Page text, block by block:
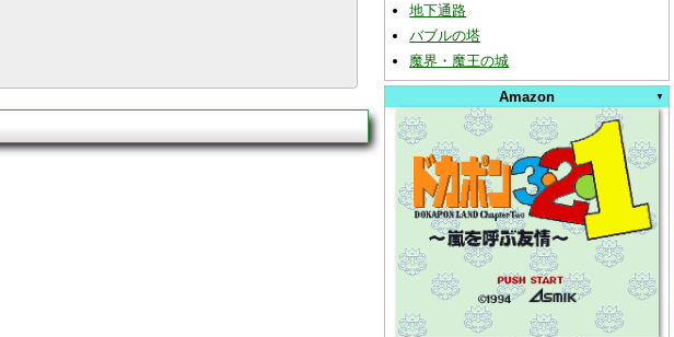
地下通路
バブルの塔
魔界・魔王の城
Amazon